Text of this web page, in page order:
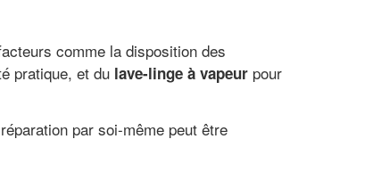
comme la disposition des
pratique, et du lave-linge à vapeur pour
par soi-même peut être